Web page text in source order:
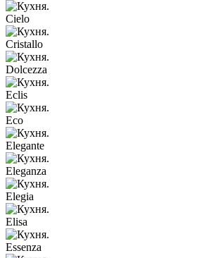
Cielo
Cristallo
Dolcezza
Eclis
Eco
Elegante
Eleganza
Elegia
Elisa
Essenza